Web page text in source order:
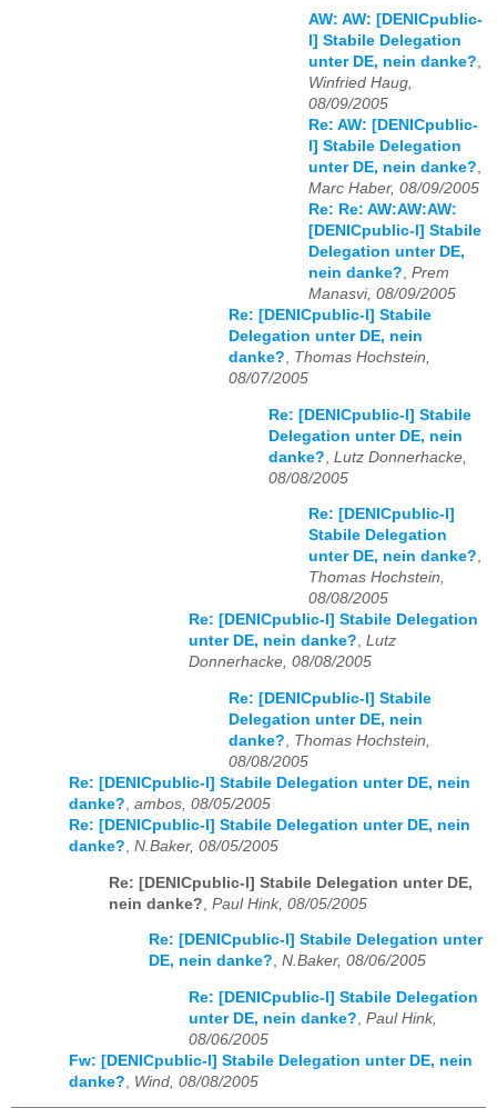
AW: AW: [DENICpublic-
l] Stabile Delegation
unter DE, nein danke?,
Winfried Haug,
08/09/2005
Re: AW: [DENICpublic-
l] Stabile Delegation
unter DE, nein danke?,
Marc Haber, 08/09/2005
Re: Re: AW:AW:AW:
[DENICpublic-l] Stabile
Delegation unter DE,
nein danke?, Prem
Manasvi, 08/09/2005
Re: [DENICpublic-l] Stabile
Delegation unter DE, nein
danke?, Thomas Hochstein,
08/07/2005
Re: [DENICpublic-l] Stabile
Delegation unter DE, nein
danke? Lutz Donnerhacke,
08/08/2005
Re: [DENICpublic-l]
Stabile Delegation
unter DE, nein danke?,
Thomas Hochstein,
08/08/2005
Re: [DENICpublic-l] Stabile Delegation
unter DE, nein danke?, Lutz
Donnerhacke, 08/08/2005
Re: [DENICpublic-l] Stabile
Delegation unter DE, nein
danke?
Thomas Hochstein,
08/08/2005
Re: [DENICpublic-l] Stabile Delegation unter DE, nein
danke? ambos, 08/05/2005
Re: [DENICpublic-l] Stabile Delegation unter DE, nein
danke? N.Baker, 08/05/2005
Re: [DENICpublic-l] Stabile Delegation unter DE,
nein danke? Paul Hink, 08/05/2005
Re: [DENICpublic-l] Stabile Delegation unter
DE, nein danke?, N.Baker, 08/06/2005
Re: [DENICpublic-l] Stabile Delegation
unter DE, nein danke? Paul Hink,
08/06/2005
Fw: [DENICpublic-l] Stabile Delegation unter DE, nein
danke?
Wind, 08/08/2005